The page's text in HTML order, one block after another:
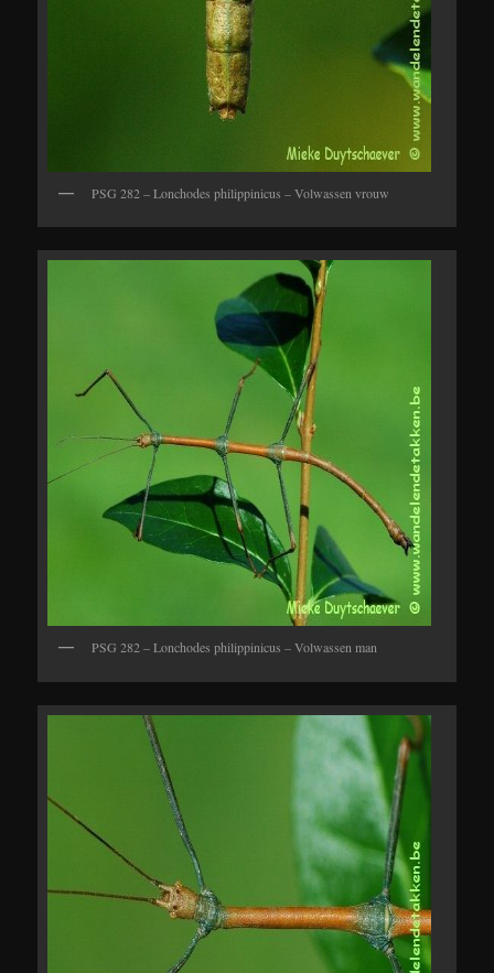
PSG 282 – Lonchodes philippinicus – Volwassen vrouw
PSG 282 – Lonchodes philippinicus – Volwassen man